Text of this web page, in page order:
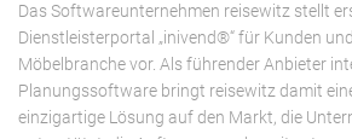
Das Softwareunternehmen reisewitz stellt
Dienstleisterportal „inivend®“ für Kunden
Möbelbranche vor. Als führender Anbieter
Planungssoftware bringt reisewitz damit
einzigartige Lösung auf den Markt, die